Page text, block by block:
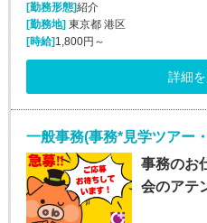
[勤務形態]紹介
[勤務地] 東京都 港区
[時給] 1,800円～
詳細
一般事務(事務*見学ツアー
事務のお
会のアテ